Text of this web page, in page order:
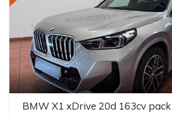
BMW X1 xDrive 20d 163cv